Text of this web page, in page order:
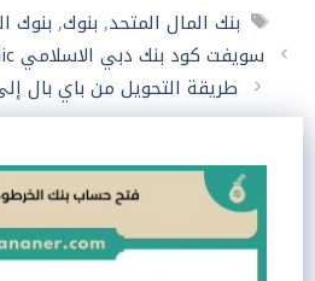
الوسوم
بنك المال المتحد, بنوك, بنوك
سويفت كود بنك دبي الاسلامي Swift Code Dubai Islamic
طريقة التحويل من باي